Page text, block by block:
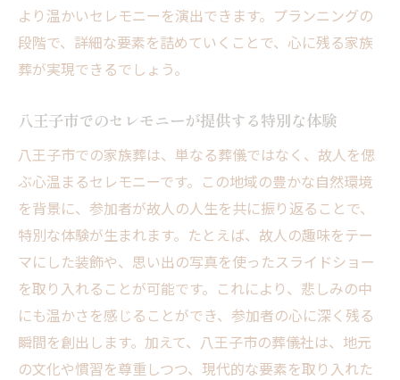
より温かいセレモニーを演出できます。プランニングの
段階で、詳細な要素を詰めていくことで、心に残る家族
葬が実現できるでしょう。
八王子市でのセレモニーが提供する特別な体験
八王子市での家族葬は、単なる葬儀ではなく、故人を偲
ぶ心温まるセレモニーです。この地域の豊かな自然環境
を背景に、参加者が故人の人生を共に振り返ることで、
特別な体験が生まれます。たとえば、故人の趣味をテー
マにした装飾や、思い出の写真を使ったスライドショー
を取り入れることが可能です。これにより、悲しみの中
にも温かさを感じることができ、参加者の心に深く残る
瞬間を創出します。加えて、八王子市の葬儀社は、地元
の文化や慣習を尊重しつつ、現代的な要素を取り入れた